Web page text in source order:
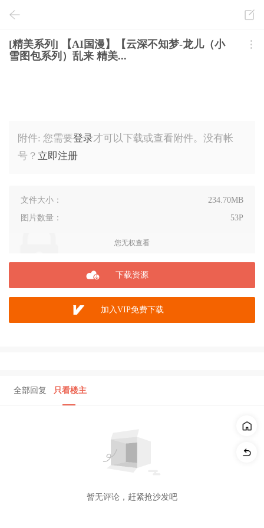
[精美系列] 【AI国漫】【云深不知梦-龙儿（小
雪图包系列）乱来 精美...
附件: 您需要登录才可以下载或查看附件。没有帐
号？ 立即注册
文件大小：
234.70MB
图片数量：
53P
您无权查看
下载资源
加入VIP免费下载
全部回复 只看楼主
暂无评论，赶紧抢沙发吧